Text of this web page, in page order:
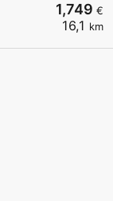
1,749 €
16,1 km